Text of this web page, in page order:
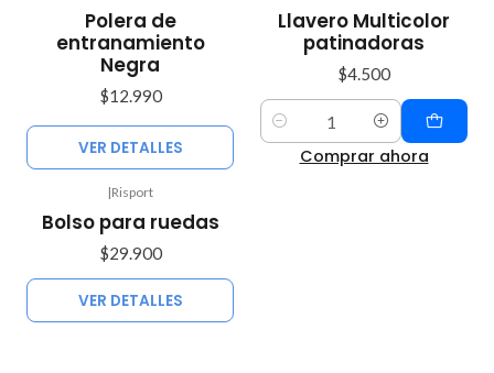
Polera de
entranamiento
Negra
$12.990
VER DETALLES
Llavero Multicolor
patinadoras
$4.500
Cantidad
Comprar ahora
|Risport
Bolso para ruedas
$29.900
VER DETALLES